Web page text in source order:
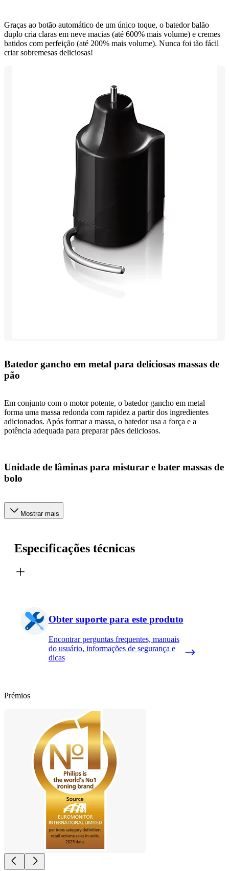
Graças ao botão automático de um único toque, o batedor balão
duplo cria claras em neve macias (até 600% mais volume) e cremes
batidos com perfeição (até 200% mais volume). Nunca foi tão fácil
criar sobremesas deliciosas!
Batedor gancho em metal para deliciosas massas de
pão
Em conjunto com o motor potente, o batedor gancho em metal
forma uma massa redonda com rapidez a partir dos ingredientes
adicionados. Após formar a massa, o batedor usa a força e a
potência adequada para preparar pães deliciosos.
Unidade de lâminas para misturar e bater massas de
bolo
Mostrar mais
Especificações técnicas
Obter suporte para este produto
Encontrar perguntas frequentes, manuais
do usuário, informações de segurança e
dicas
Prémios